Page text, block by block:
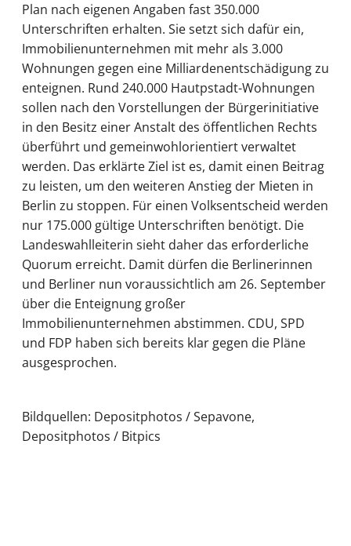
Plan nach eigenen Angaben fast 350.000
Unterschriften erhalten. Sie setzt sich dafür ein,
Immobilienunternehmen mit mehr als 3.000
Wohnungen gegen eine Milliardenentschädigung zu
enteignen. Rund 240.000 Hautpstadt-Wohnungen
sollen nach den Vorstellungen der Bürgerinitiative
in den Besitz einer Anstalt des öffentlichen Rechts
überführt und gemeinwohlorientiert verwaltet
werden. Das erklärte Ziel ist es, damit einen Beitrag
zu leisten, um den weiteren Anstieg der Mieten in
Berlin zu stoppen. Für einen Volksentscheid werden
nur 175.000 gültige Unterschriften benötigt. Die
Landeswahlleiterin sieht daher das erforderliche
Quorum erreicht. Damit dürfen die Berlinerinnen
und Berliner nun voraussichtlich am 26. September
über die Enteignung großer
Immobilienunternehmen abstimmen. CDU, SPD
und FDP haben sich bereits klar gegen die Pläne
ausgesprochen.
Bildquellen: Depositphotos / Sepavone,
Depositphotos / Bitpics